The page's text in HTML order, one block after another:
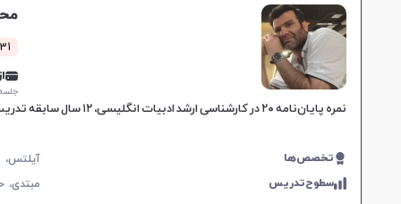
1731
از
جلسه ۱
نمره پایان‌نامه ۲۰ در کارشناسی ارشد ادبیات انگلیسی، ۱۲ سال سابقه تدریس در سطوح مختلف، متخصص در آیلتس و مشاوره دکتری، ارائه آموزش‌های هدفمند مکالمه.
تخصص‌ها
سطوح‌تدریس مبتدی،